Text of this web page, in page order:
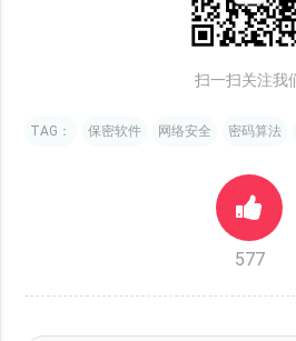
扫一扫关注我
TAG： 保密软件 网络安全 密码算法
577